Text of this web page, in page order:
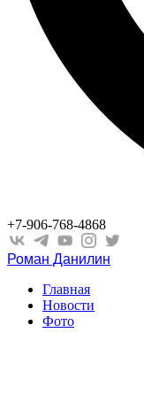
+7-906-768-4868
Роман Данилин
Главная
Новости
Фото